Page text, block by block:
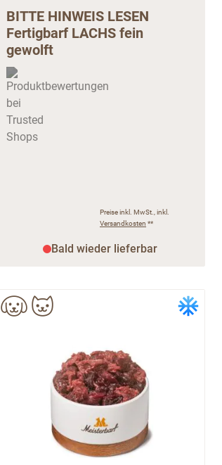
BITTE HINWEIS LESEN
Fertigbarf LACHS fein
gewolft
Preise inkl. MwSt., inkl.
Versandkosten **
Bald wieder lieferbar